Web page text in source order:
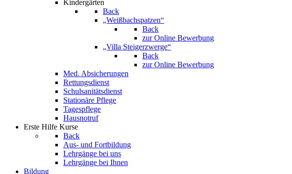
Kindergärten
Back
„Weißbachspatzen“
Back
zur Online Bewerbung
„Villa Steigerzwerge“
Back
zur Online Bewerbung
Med. Absicherungen
Rettungsdienst
Schulsanitätsdienst
Stationäre Pflege
Tagespflege
Hausnotruf
Erste Hilfe Kurse
Back
Aus- und Fortbildung
Lehrgänge bei uns
Lehrgänge bei Ihnen
Bildung